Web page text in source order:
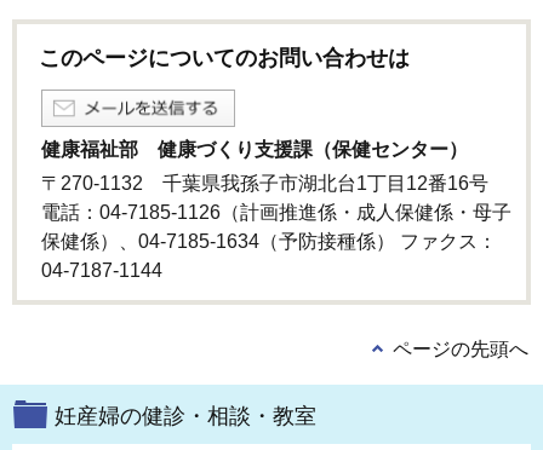
このページについてのお問い合わせは
健康福祉部 健康づくり支援課（保健センター）
〒270-1132 千葉県我孫子市湖北台1丁目12番16号
電話：04-7185-1126（計画推進係・成人保健係・母子
保健係）、04-7185-1634（予防接種係） ファクス：
04-7187-1144
ページの先頭へ
妊産婦の健診・相談・教室